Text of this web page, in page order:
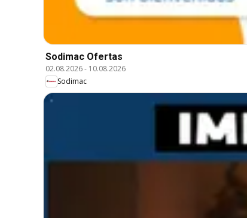
Sodimac Ofertas
02.08.2026- 10.08.2026
Sodimac